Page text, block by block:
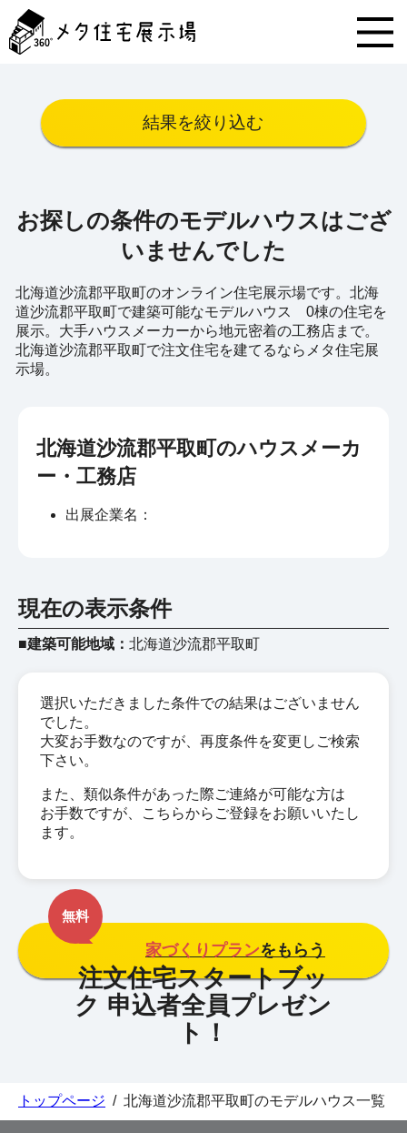
タ
住
結果を絞り込む
お探しの条件のモデルハウスはござ
いませんでした
北海道沙流郡平取町のオンライン住宅展示場です。北海
道沙流郡平取町で建築可能なモデルハウス 0棟の住宅を
展示。大手ハウスメーカーから地元密着の工務店まで。
北海道沙流郡平取町で注文住宅を建てるならメタ住宅展
示場。
北海道沙流郡平取町のハウスメーカ
ー・工務店
出展企業名：
現在の表示条件
■建築可能地域： 北海道沙流郡平取町
選択いただきました条件での結果はございません
でした。
大変お手数なのですが、再度条件を変更しご検索
下さい。
また、類似条件があった際ご連絡が可能な方は
お手数ですが、こちらからご登録をお願いいたし
ます。
無料
家づくりプランをもらう
トップページ / 北海道沙流郡平取町のモデルハウス一覧